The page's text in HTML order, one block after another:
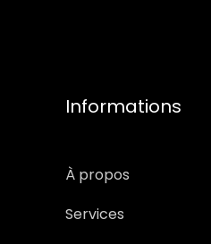
Informations
À propos
Services